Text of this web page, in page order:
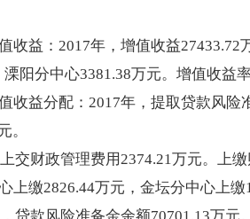
值收益：2017年，增值收益
溧阳分中心3381.38万元。增值收益
值收益分配：2017年，提取贷款风
。
交财政管理费用2374.21万元。上
上缴2826.44万元，金坛分中心上